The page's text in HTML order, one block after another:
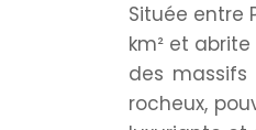
Située entre
km² et
des
rocheux,